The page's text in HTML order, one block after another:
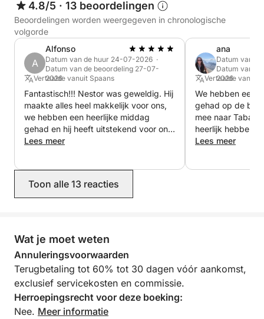
- Koelboxen/ijs (ijs niet inbegrepen).
- Bluetown karaoke-luidspreker.
- Diverse zonnedekken. "De foto's spreken voor
zich."
-------------------------------------
Binnen vindt u:
- Een toilet.
De rest van het interieur is privé, aangezien ik op de
zeilboot woon.
"INBEGREPEN EXTRA'S" (watersportuitrusting):
- 1 drijvend platform (alleen voor 8 uur).
- 1 paddleboard
- 5 bodyboards
4.8/5 · 13 beoordelingen
Beoordelingen worden weergegeven in chronologische
volgorde
A
Alfonso
Datum van de huur 24-07-2026 ·
Datum van de beoordeling 27-07-
2026
Vertaalde vanuit Spaans
Fantastisch!!! Nestor was geweldig. Hij
maakte alles heel makkelijk voor ons,
we hebben een heerlijke middag
gehad en hij heeft uitstekend voor ons
gezorgd. De communicatie met hem
boeken, een dikke 10!
Lees meer
ana
Datum van
Datum van
2026
Vertaalde vanuit
We hebben een
gehad op de
mee naar
heerlijk hebben
gezwommen.
Lees meer
Toon alle 13 reacties
Wat je moet weten
Annuleringsvoorwaarden
Terugbetaling tot 60% tot 30 dagen vóór aankomst,
exclusief servicekosten en commissie.
Herroepingsrecht voor deze boeking:
Nee. Meer informatie